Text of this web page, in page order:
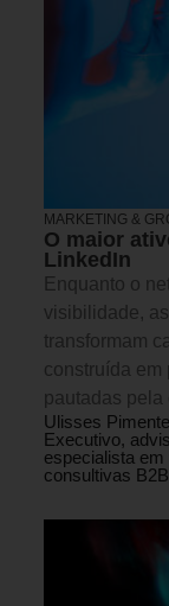
MARKETING &
O maior
LinkedIn
Enquanto o
visibilidade,
transformam
construída em
pautadas pela
Ulisses
Executivo,
especialista em
consultivas B2B